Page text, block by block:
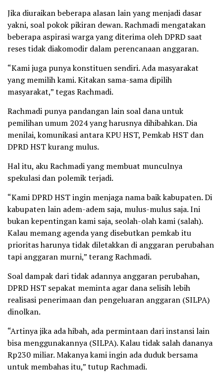
Jika diuraikan beberapa alasan lain yang menjadi dasar
yakni, soal pokok pikiran dewan. Rachmadi mengatakan
beberapa aspirasi warga yang diterima oleh DPRD saat
reses tidak diakomodir dalam perencanaan anggaran.
“Kami juga punya konstituen sendiri. Ada masyarakat
yang memilih kami. Kitakan sama-sama dipilih
masyarakat,” tegas Rachmadi.
Rachmadi punya pandangan lain soal dana untuk
pemilihan umum 2024 yang harusnya dihibahkan. Dia
menilai, komunikasi antara KPU HST, Pemkab HST dan
DPRD HST kurang mulus.
Hal itu, aku Rachmadi yang membuat munculnya
spekulasi dan polemik terjadi.
“Kami DPRD HST ingin menjaga nama baik kabupaten. Di
kabupaten lain adem-adem saja, mulus-mulus saja. Ini
bukan kepentingan kami saja, seolah-olah kami (salah).
Kalau memang agenda yang disebutkan pemkab itu
prioritas harunya tidak diletakkan di anggaran perubahan
tapi anggaran murni,” terang Rachmadi.
Soal dampak dari tidak adannya anggaran perubahan,
DPRD HST sepakat meminta agar dana selisih lebih
realisasi penerimaan dan pengeluaran anggaran (SILPA)
dinolkan.
“Artinya jika ada hibah, ada permintaan dari instansi lain
bisa menggunakannya (SILPA). Kalau tidak salah dananya
Rp230 miliar. Makanya kami ingin ada duduk bersama
untuk membahas itu,” tutup Rachmadi.